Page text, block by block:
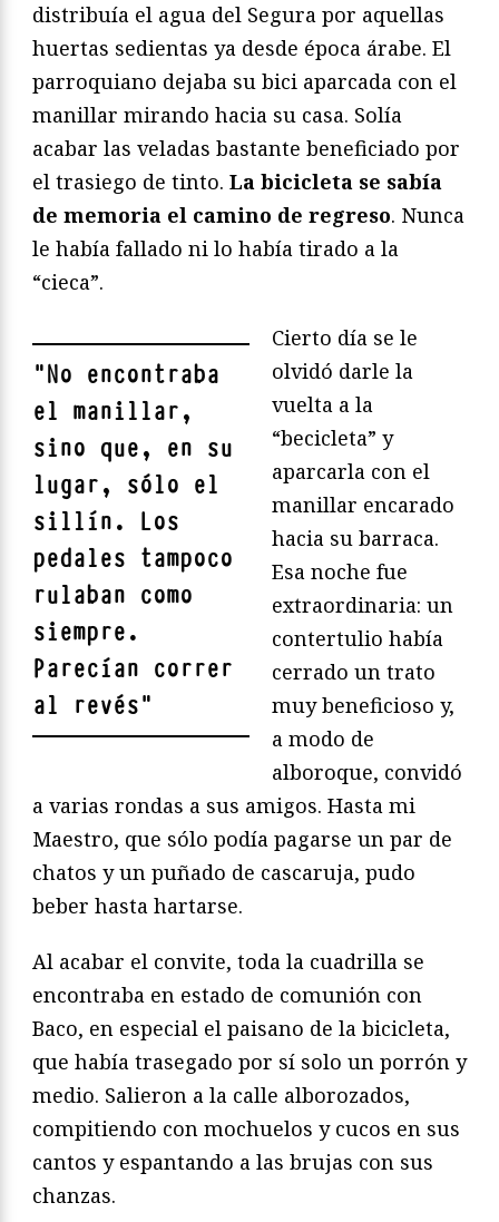
distribuía el agua del Segura por aquellas
huertas sedientas ya desde época árabe. El
parroquiano dejaba su bici aparcada con el
manillar mirando hacia su casa. Solía
acabar las veladas bastante beneficiado por
el trasiego de tinto. La bicicleta se sabía
de memoria el camino de regreso. Nunca
le había fallado ni lo había tirado a la
“cieca”.
"No encontraba
el manillar,
sino que, en su
lugar, sólo el
sillín. Los
pedales tampoco
rulaban como
siempre.
Parecían correr
al revés"
Cierto día se le
olvidó darle la
vuelta a la
“becicleta” y
aparcarla con el
manillar encarado
hacia su barraca.
Esa noche fue
extraordinaria: un
contertulio había
cerrado un trato
muy beneficioso y,
a modo de
alboroque, convidó
a varias rondas a sus amigos. Hasta mi
Maestro, que sólo podía pagarse un par de
chatos y un puñado de cascaruja, pudo
beber hasta hartarse.
Al acabar el convite, toda la cuadrilla se
encontraba en estado de comunión con
Baco, en especial el paisano de la bicicleta,
que había trasegado por sí solo un porrón y
medio. Salieron a la calle alborozados,
compitiendo con mochuelos y cucos en sus
cantos y espantando a las brujas con sus
chanzas.